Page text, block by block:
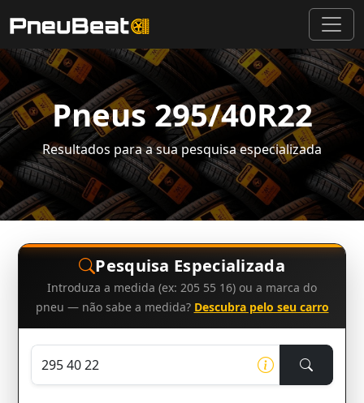
Pneus 295/40R22
Resultados para a sua pesquisa especializada
Pesquisa Especializada
Introduza a medida (ex: 205 55 16) ou a marca do
pneu — não sabe a medida? Descubra pelo seu carro